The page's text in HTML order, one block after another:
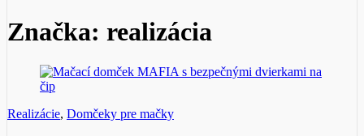
Značka: realizácia
Realizácie, Domčeky pre mačky